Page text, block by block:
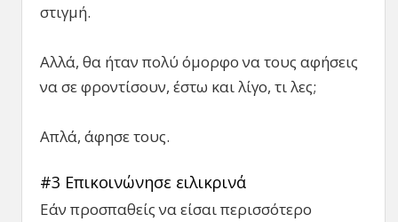
στιγμή.
Αλλά, θα ήταν πολύ όμορφο να τους αφήσεις
να σε φροντίσουν, έστω και λίγο, τι λες;
Απλά, άφησε τους.
#3 Επικοινώνησε ειλικρινά
Εάν προσπαθείς να είσαι περισσότερο